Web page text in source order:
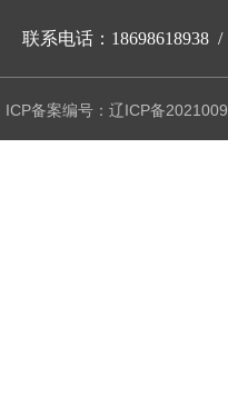
联系电话：18698618938
ICP备案编号：辽ICP备